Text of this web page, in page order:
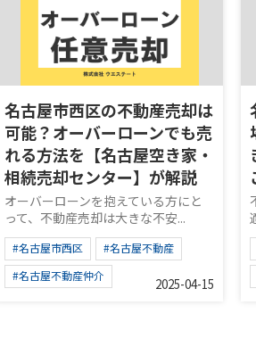
名古屋市西区の不動産売却は
可能？オーバーローンでも売
れる方法を【名古屋空き家・
相続売却センター】が解説
オーバーローンを抱えている方にと
って、不動産売却は大きな不安...
#名古屋市西区
#名古屋不動産
#名古屋不動産仲介
2025-04-15